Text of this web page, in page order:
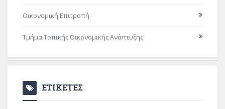
Οικονομική Επιτροπή
Τμήμα Τοπικής Οικονομικής Ανάπτυξης
ΕΤΙΚΕΤΕΣ